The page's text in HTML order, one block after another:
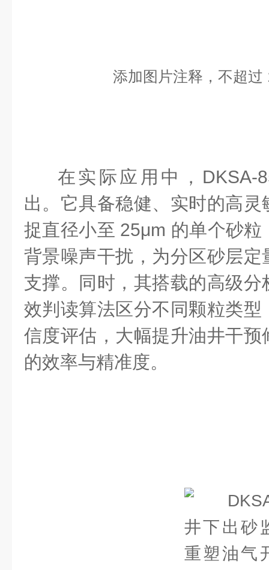
添加图片注释，不超过
在实际应用中，DKSA-
出。它具备稳健、实时的高
捉直径小至 25μm 的单个砂
背景噪声干扰，为分区砂层
支撑。同时，其搭载的高级
效判读算法区分不同颗粒类
信度评估，大幅提升油井干
的效率与精准度。